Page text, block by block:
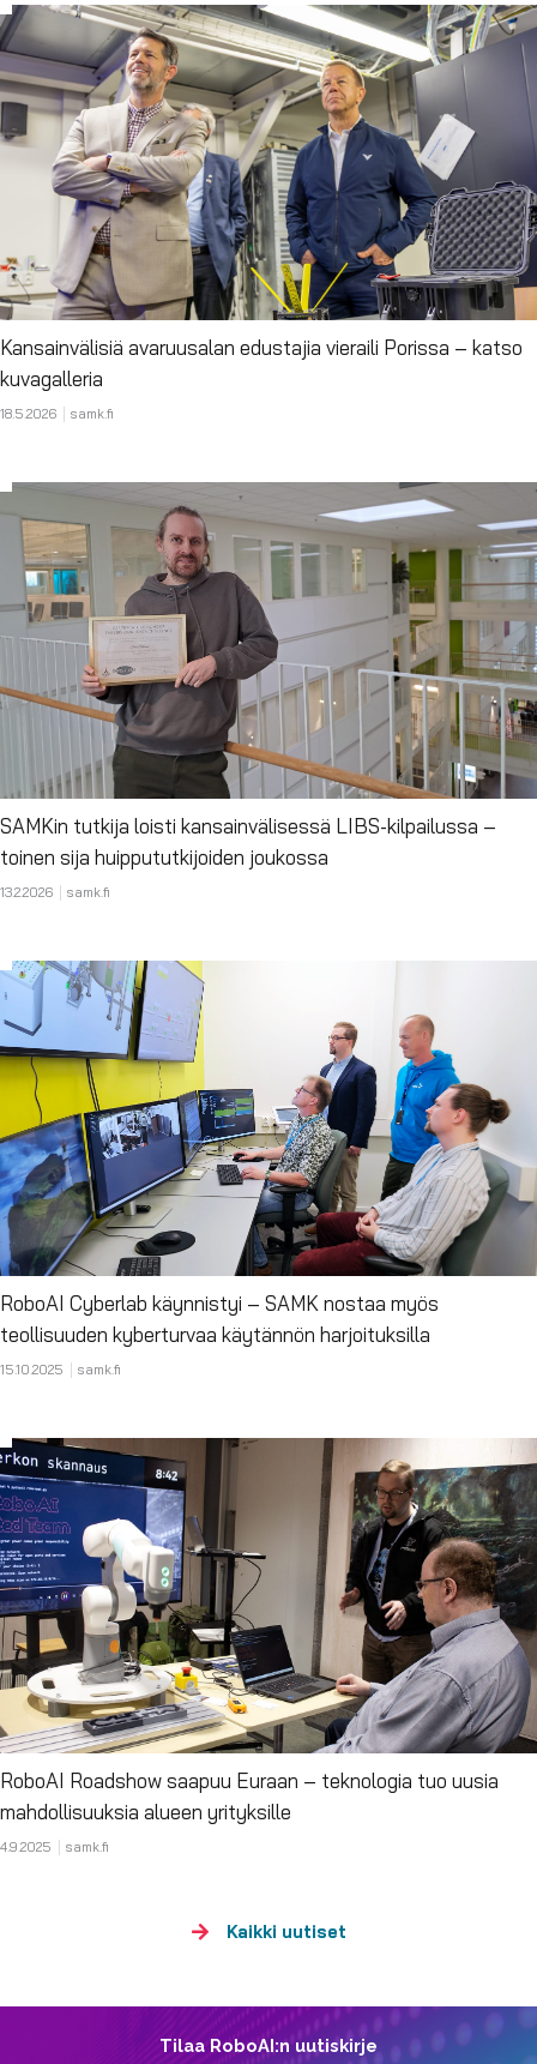
Kansainvälisiä avaruusalan edustajia vieraili Porissa – katso
kuvagalleria
18.5.2026 samk.fi
SAMKin tutkija loisti kansainvälisessä LIBS-kilpailussa –
toinen sija huippututkijoiden joukossa
13.2.2026 samk.fi
RoboAI Cyberlab käynnistyi – SAMK nostaa myös
teollisuuden kyberturvaa käytännön harjoituksilla
15.10.2025 samk.fi
RoboAI Roadshow saapuu Euraan – teknologia tuo uusia
mahdollisuuksia alueen yrityksille
4.9.2025 samk.fi
Kaikki uutiset
Tilaa RoboAI:n uutiskirje